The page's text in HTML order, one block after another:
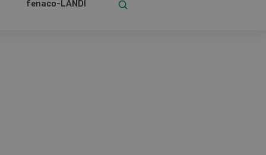
fenaco-LANDI